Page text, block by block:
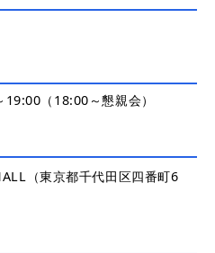
（18:00～懇親会）
（東京都千代田区四番町6